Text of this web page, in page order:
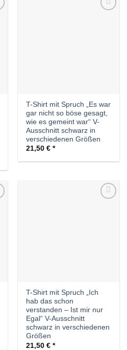
T-Shirt mit Spruch „Es war
gar nicht so böse gesagt,
wie es gemeint war“ V-
Ausschnitt schwarz in
verschiedenen Größen
21,50€
T-Shirt mit Spruch „Ich
hab das schon
verstanden – Ist mir nur
Egal“ V-Ausschnitt
schwarz in verschiedenen
Größen
21,50€